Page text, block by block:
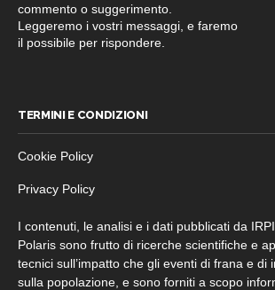
commento o suggerimento.
Leggeremo i vostri messaggi, e faremo
il possibile per rispondere.
TERMINI E CONDIZIONI
Cookie Policy
Privacy Policy
I contenuti, le analisi e i dati pubblicati da
Polaris sono frutto di ricerche scientifiche e
tecnici sull’impatto che gli eventi di frana e di
sulla popolazione, e sono forniti a scopo